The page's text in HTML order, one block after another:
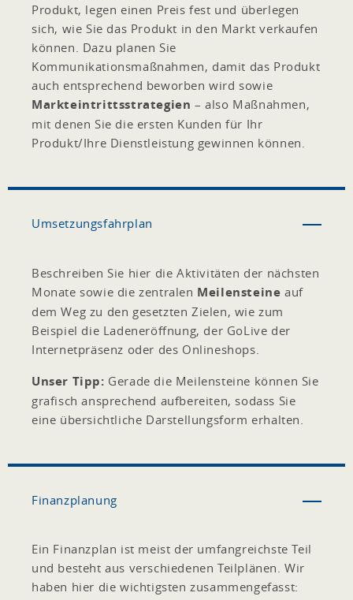
Produkt, legen einen Preis fest und überlegen
sich, wie Sie das Produkt in den Markt verkaufen
können. Dazu planen Sie
Kommunikationsmaßnahmen, damit das Produkt
auch entsprechend beworben wird sowie
Markteintrittsstrategien – also Maßnahmen,
mit denen Sie die ersten Kunden für Ihr
Produkt/Ihre Dienstleistung gewinnen können.
Umsetzungsfahrplan
Beschreiben Sie hier die Aktivitäten der nächsten
Monate sowie die zentralen Meilensteine auf
dem Weg zu den gesetzten Zielen, wie zum
Beispiel die Ladeneröffnung, der GoLive der
Internetpräsenz oder des Onlineshops.
Unser Tipp: Gerade die Meilensteine können Sie
grafisch ansprechend aufbereiten, sodass Sie
eine übersichtliche Darstellungsform erhalten.
Finanzplanung
Ein Finanzplan ist meist der umfangreichste Teil
und besteht aus verschiedenen Teilplänen. Wir
haben hier die wichtigsten zusammengefasst: